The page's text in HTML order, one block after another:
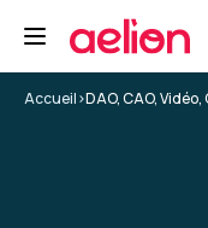
Accueil>DAO, CAO,
Formation :
automatisation